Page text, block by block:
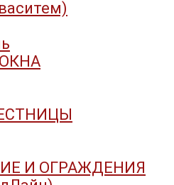
И ОГРАЖДЕНИЯ